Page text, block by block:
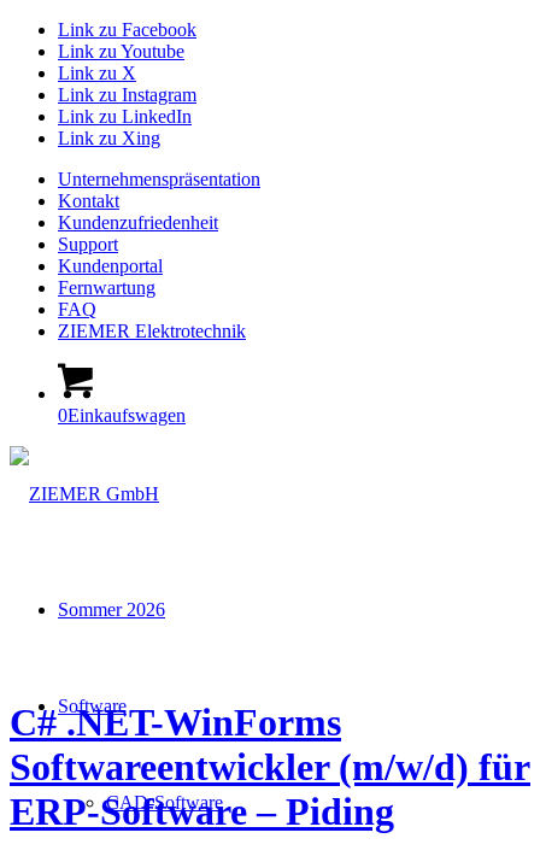
Link zu Facebook
Link zu Youtube
Link zu X
Link zu Instagram
Link zu LinkedIn
Link zu Xing
Unternehmenspräsentation
Kontakt
Kundenzufriedenheit
Support
Kundenportal
Fernwartung
FAQ
ZIEMER Elektrotechnik
0Einkaufswagen
Sommer 2026
Software
CAD-Software
C# .NET-WinForms
Softwareentwickler (m/w/d) für
ERP-Software – Piding